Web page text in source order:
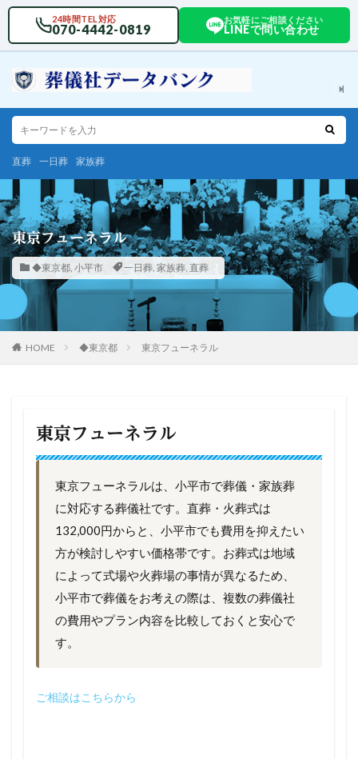
24時間TEL対応
070-4442-0819
お気軽にご相談ください
LINEで問い合わせ
直葬 一日葬 家族葬
東京フューネラル
◆東京都, 小平市 一日葬, 家族葬, 直葬
HOME ◆東京都 東京フューネラル
東京フューネラル
東京フューネラルは、小平市で葬儀・家族葬
に対応する葬儀社です。直葬・火葬式は
132,000円からと、小平市でも費用を抑えたい
方が検討しやすい価格帯です。お葬式は地域
によって式場や火葬場の事情が異なるため、
小平市で葬儀をお考えの際は、複数の葬儀社
の費用やプラン内容を比較しておくと安心で
す。
ご相談はこちらから